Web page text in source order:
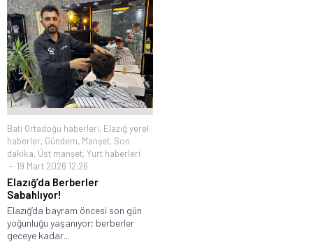
Batı Ortadoğu haberleri, Elazığ yerel
haberler, Gündem, Manşet, Son
dakika, Üst manşet, Yurt haberleri
19 Mart 2026 12:26
Elazığ’da Berberler
Sabahlıyor!
Elazığ’da bayram öncesi son gün
yoğunluğu yaşanıyor; berberler
geceye kadar...